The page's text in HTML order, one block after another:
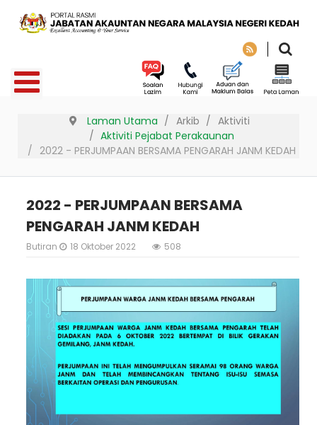
Laman Utama Arkib
Aktiviti
Aktiviti Pejabat Perakaunan
2022 - PERJUMPAAN BERSAMA PENGARAH JANM KEDAH
2022 - PERJUMPAAN BERSAMA
PENGARAH JANM KEDAH
Butiran 18 Oktober 2022 508